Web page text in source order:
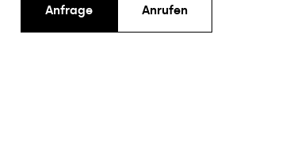
Anfrage Anrufen